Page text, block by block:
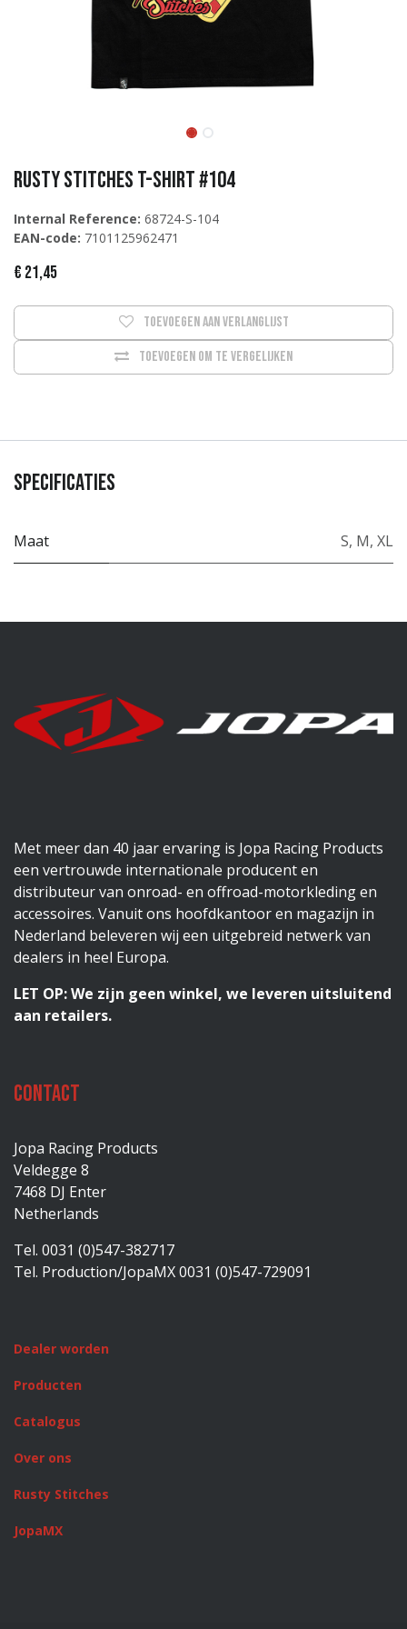
Rusty Stitches T-Shirt #104
Internal Reference: 68724-S-104
EAN-code: 7101125962471
€ 21,45
Toevoegen om te vergelijken
Toevoegen aan verlanglijst
Specificaties
Maat S, M, XL
Met meer dan 40 jaar ervaring is Jopa Racing Products
een vertrouwde internationale producent en
distributeur van onroad- en offroad-motorkleding en
accessoires. Vanuit ons hoofdkantoor en magazijn in
Nederland beleveren wij een uitgebreid netwerk van
dealers in heel Europa.
LET OP: We zijn geen winkel, we leveren uitsluitend
aan retailers.
Contact
Jopa Racing Products
Veldegge 8
7468 DJ Enter
Netherlands
Tel. 0031 (0)547-382717
Tel. Production/JopaMX 0031 (0)547-729091
Dealer worden
Producten
Catalogus
Over ons
Rusty Stitches
JopaMX